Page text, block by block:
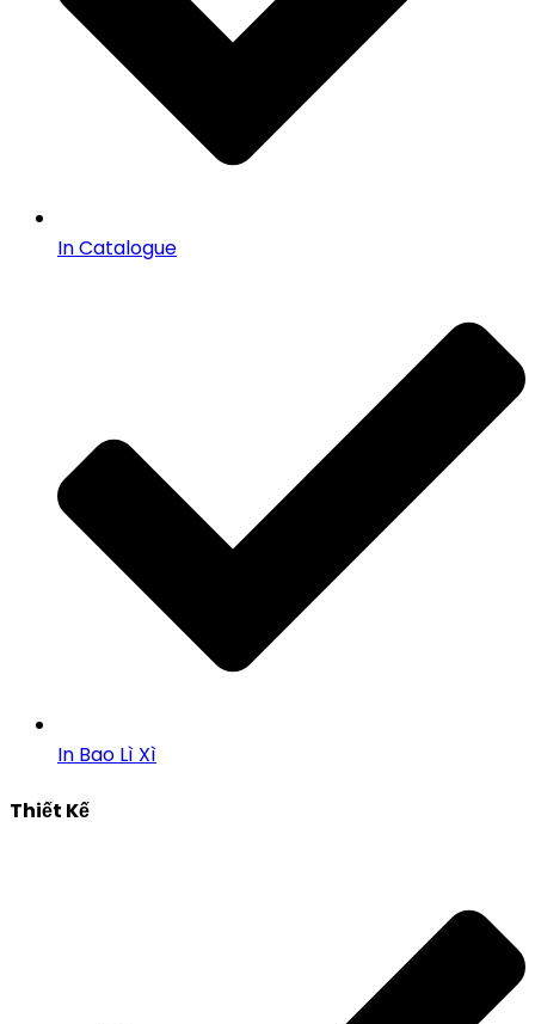
In Catalogue
In Bao Lì Xì
Thiết Kế